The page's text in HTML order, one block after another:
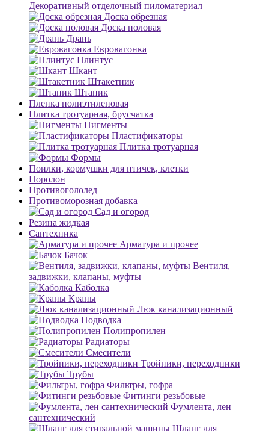
Декоративный отделочный пиломатериал
Доска обрезная
Доска половая
Дрань
Евровагонка
Плинтус
Шкант
Штакетник
Штапик
Пленка полиэтиленовая
Плитка тротуарная, брусчатка
Пигменты
Пластификаторы
Плитка тротуарная
Формы
Поилки, кормушки для птичек, клетки
Поролон
Противогололед
Противоморозная добавка
Сад и огород
Резина жидкая
Сантехника
Арматура и прочее
Бачок
Вентиля,
задвижки, клапаны, муфты
Каболка
Краны
Люк канализационный
Подводка
Полипропилен
Радиаторы
Смесители
Тройники, переходники
Трубы
Фильтры, гофра
Фитинги резьбовые
Фумлента, лен
сантехнический
Шланг для